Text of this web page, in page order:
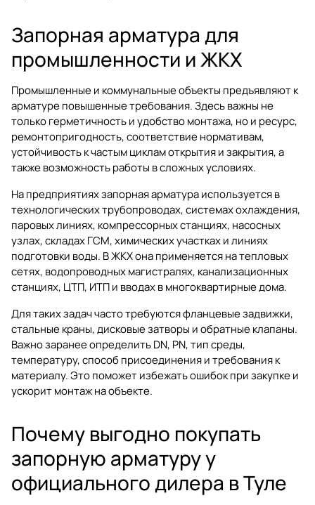
Запорная арматура для
промышленности и ЖКХ
Промышленные и коммунальные объекты предъявляют к
арматуре повышенные требования. Здесь важны не
только герметичность и удобство монтажа, но и ресурс,
ремонтопригодность, соответствие нормативам,
устойчивость к частым циклам открытия и закрытия, а
также возможность работы в сложных условиях.
На предприятиях запорная арматура используется в
технологических трубопроводах, системах охлаждения,
паровых линиях, компрессорных станциях, насосных
узлах, складах ГСМ, химических участках и линиях
подготовки воды. В ЖКХ она применяется на тепловых
сетях, водопроводных магистралях, канализационных
станциях, ЦТП, ИТП и вводах в многоквартирные дома.
Для таких задач часто требуются фланцевые задвижки,
стальные краны, дисковые затворы и обратные клапаны.
Важно заранее определить DN, PN, тип среды,
температуру, способ присоединения и требования к
материалу. Это поможет избежать ошибок при закупке и
ускорит монтаж на объекте.
Почему выгодно покупать
запорную арматуру у
официального дилера в Туле